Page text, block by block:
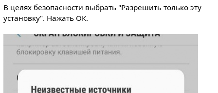
В целях безопасности выбрать "Разрешить только эту
установку". Нажать ОК.